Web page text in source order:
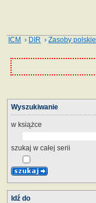
ICM › DIR ›Zasoby polskie
Wyszukiwanie
w książce
szukaj w całej serii
Idź do